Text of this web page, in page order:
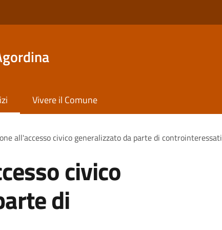
Vivere il Comune
all'accesso civico generalizzato da parte di controinteressati
civico
di